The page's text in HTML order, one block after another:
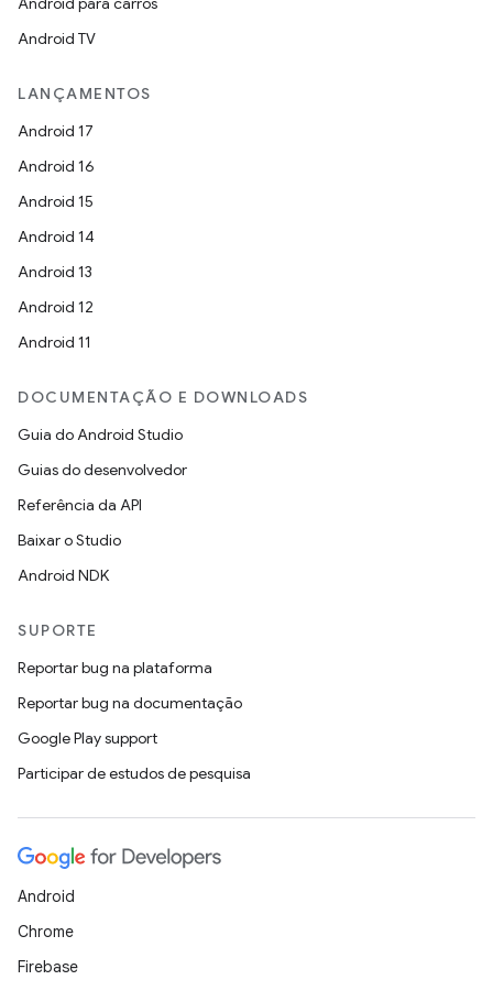
Android TV
LANÇAMENTOS
Android 17
Android 16
Android 15
Android 14
Android 13
Android 12
Android 11
DOCUMENTAÇÃO E DOWNLOADS
Guia do Android Studio
Guias do desenvolvedor
Referência da API
Baixar o Studio
Android NDK
SUPORTE
Reportar bug na plataforma
Reportar bug na documentação
Google Play support
Participar de estudos de pesquisa
Android
Chrome
Firebase